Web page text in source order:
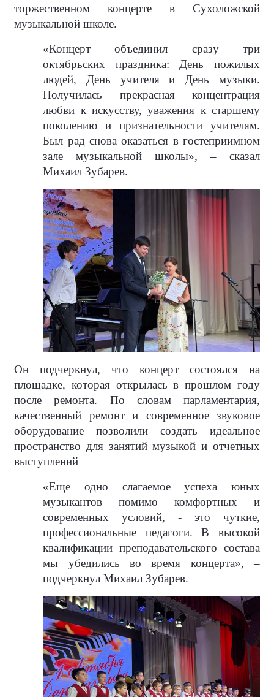
торжественном концерте в Сухоложской
музыкальной школе.
«Концерт объединил сразу три
октябрьских праздника: День пожилых
людей, День учителя и День музыки.
Получилась прекрасная концентрация
любви к искусству, уважения к старшему
поколению и признательности учителям.
Был рад снова оказаться в гостеприимном
зале музыкальной школы», – сказал
Михаил Зубарев.
Он подчеркнул, что концерт состоялся на
площадке, которая открылась в прошлом году
после ремонта. По словам парламентария,
качественный ремонт и современное звуковое
оборудование позволили создать идеальное
пространство для занятий музыкой и отчетных
выступлений
«Еще одно слагаемое успеха юных
музыкантов помимо комфортных и
современных условий, - это чуткие,
профессиональные педагоги. В высокой
квалификации преподавательского состава
мы убедились во время концерта», –
подчеркнул Михаил Зубарев.